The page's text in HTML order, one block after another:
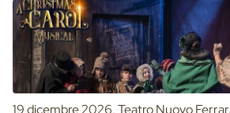
19 dicembre 2026, Teatro Nuovo